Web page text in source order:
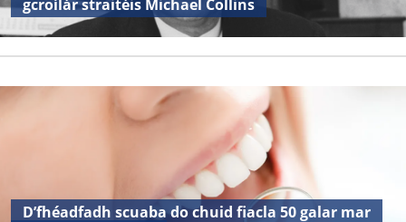
gcroílár straitéis Michael Collins
D’fhéadfadh scuaba do chuid fiacla 50 galar mar